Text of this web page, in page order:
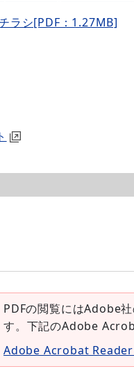
ラシ[PDF：1.27MB]
PDFの閲覧にはAdobe
す。下記のAdobe
Adobe Acrobat Reader